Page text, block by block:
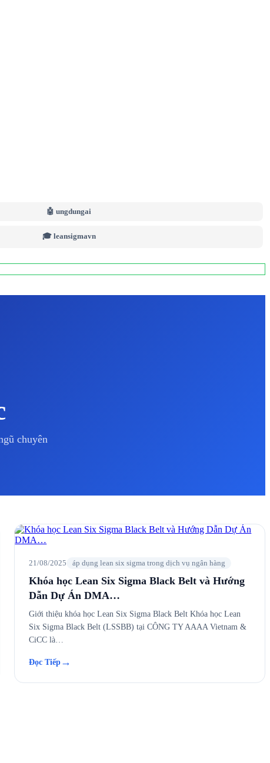
🤖 ungdungai
🎓 leansigmavn
chuyên
21/08/2025 áp dụng lean six sigma trong dịch vụ ngân hàng
Khóa học Lean Six Sigma Black Belt và Hướng
Dẫn Dự Án DMA…
Giới thiệu khóa học Lean Six Sigma Black Belt Khóa học Lean
Six Sigma Black Belt (LSSBB) tại CÔNG TY AAAA Vietnam &
CiCC là…
Đọc Tiếp →